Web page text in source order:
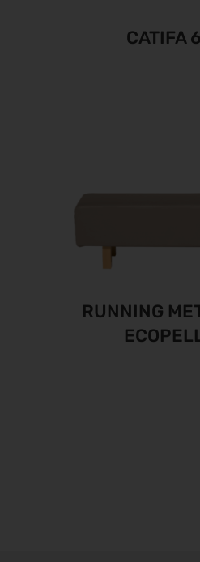
CATIFA
RUNNING